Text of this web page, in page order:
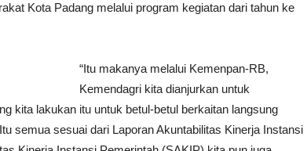
Kota Padang melalui program kegiatan dari tahun ke
“Itu makanya melalui Kemenpan-RB,
Kemendagri kita dianjurkan untuk
kita lakukan itu untuk betul-betul berkaitan langsung
semua sesuai dari Laporan Akuntabilitas Kinerja Instansi